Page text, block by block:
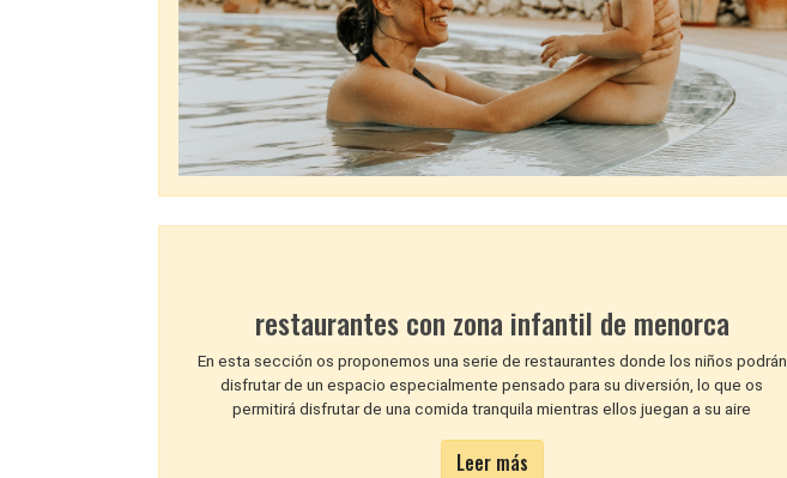
restaurantes con zona infantil de menorca
En esta sección os proponemos una serie de restaurantes donde los niños podrán
disfrutar de un espacio especialmente pensado para su diversión, lo que os
permitirá disfrutar de una comida tranquila mientras ellos juegan a su aire
Leer más